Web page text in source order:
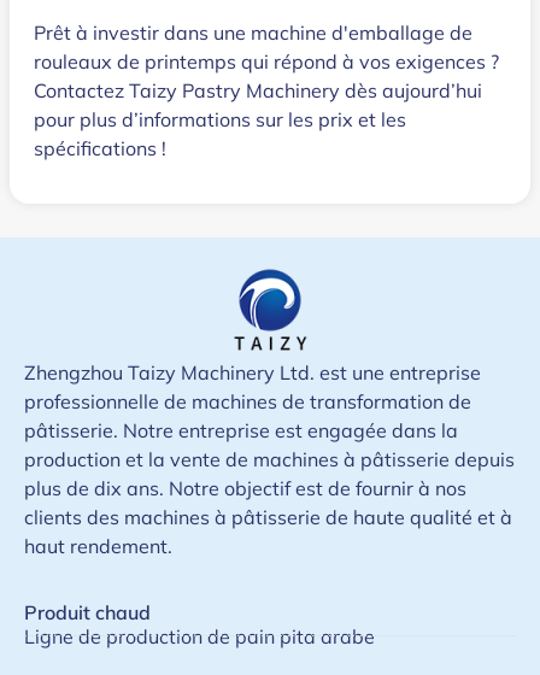
Prêt à investir dans une machine d'emballage de
rouleaux de printemps qui répond à vos exigences ?
Contactez Taizy Pastry Machinery dès aujourd’hui
pour plus d’informations sur les prix et les
spécifications !
Zhengzhou Taizy Machinery Ltd. est une entreprise
professionnelle de machines de transformation de
pâtisserie. Notre entreprise est engagée dans la
production et la vente de machines à pâtisserie depuis
plus de dix ans. Notre objectif est de fournir à nos
clients des machines à pâtisserie de haute qualité et à
haut rendement.
Produit chaud
Ligne de production de pain pita arabe